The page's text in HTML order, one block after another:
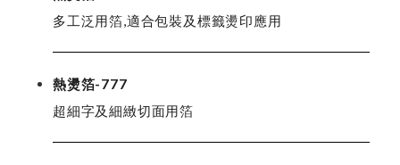
多工泛用箔,適合包裝及標籤燙印應用
熱燙箔-777
超細字及細緻切面用箔